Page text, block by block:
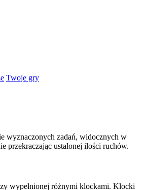
Twoje gry
wyznaczonych zadań, widocznych w
przekraczając ustalonej ilości ruchów.
wypełnionej różnymi klockami. Klocki